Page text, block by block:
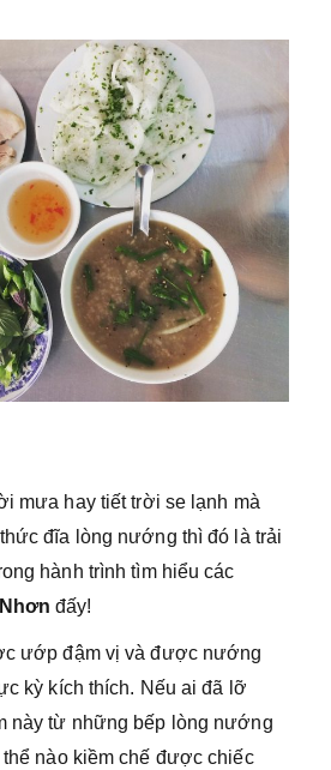
mưa hay tiết trời se lạnh mà
đĩa lòng nướng thì đó là trải
hành trình tìm hiểu các
đấy!
ướp đậm vị và được nướng
kỳ kích thích. Nếu ai đã lỡ
này từ những bếp lòng nướng
nào kiềm chế được chiếc